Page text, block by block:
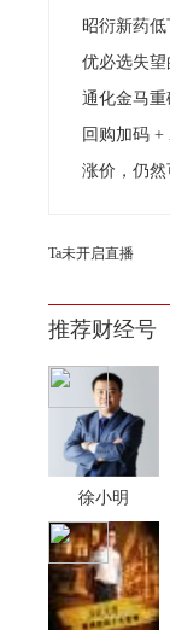
昭衍新药低
优必选失
通化金马重
回购加码 +
涨价，仍然
Ta未开启直播
推荐财经号
徐小明